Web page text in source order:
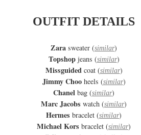
OUTFIT DETAILS
Zara sweater (similar)
Topshop jeans (similar)
Missguided coat (similar)
Jimmy Choo heels (similar)
Chanel bag (similar)
Marc Jacobs watch (similar)
Hermes bracelet (similar)
Michael Kors bracelet (similar)